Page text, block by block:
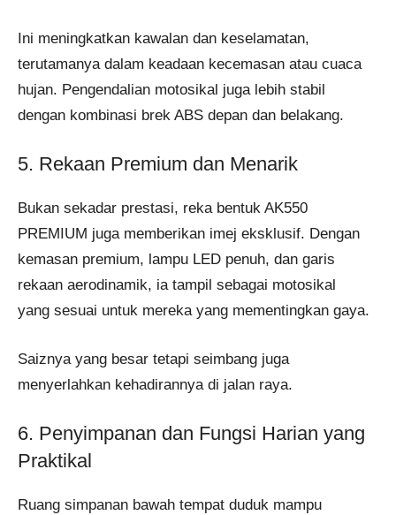
Ini meningkatkan kawalan dan keselamatan,
terutamanya dalam keadaan kecemasan atau cuaca
hujan. Pengendalian motosikal juga lebih stabil
dengan kombinasi brek ABS depan dan belakang.
5. Rekaan Premium dan Menarik
Bukan sekadar prestasi, reka bentuk AK550
PREMIUM juga memberikan imej eksklusif. Dengan
kemasan premium, lampu LED penuh, dan garis
rekaan aerodinamik, ia tampil sebagai motosikal
yang sesuai untuk mereka yang mementingkan gaya.
Saiznya yang besar tetapi seimbang juga
menyerlahkan kehadirannya di jalan raya.
6. Penyimpanan dan Fungsi Harian yang
Praktikal
Ruang simpanan bawah tempat duduk mampu